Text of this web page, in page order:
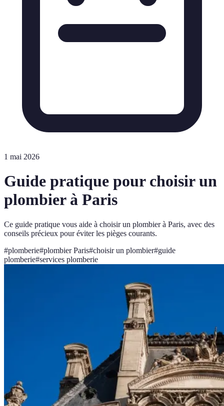
1 mai 2026
Guide pratique pour choisir un
plombier à Paris
Ce guide pratique vous aide à choisir un plombier à Paris, avec des
conseils précieux pour éviter les pièges courants.
#plomberie#plombier Paris#choisir un plombier#guide
plomberie#services plomberie